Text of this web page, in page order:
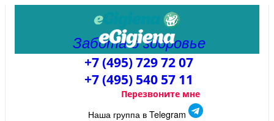
Забота о здоровье
+7 (495) 729 72 07
+7 (495) 540 57 11
Перезвоните мне
Наша группа в Telegram